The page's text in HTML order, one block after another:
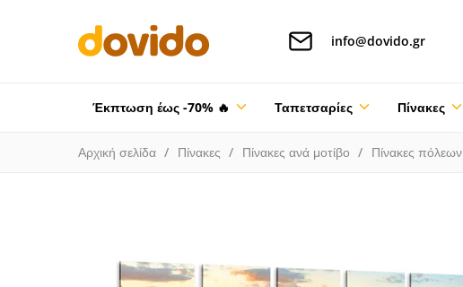
info@dovido.gr
Έκπτωση έως -70% 🔥 Ταπετσαρίες Πίνακες
Αρχική σελίδα Πίνακες Πίνακες ανά μοτίβο Πίνακες πόλεων